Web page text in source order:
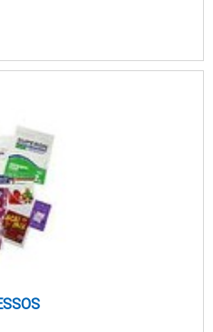
mercado de atuação.
dispõem de
que consistem em
através de centro....